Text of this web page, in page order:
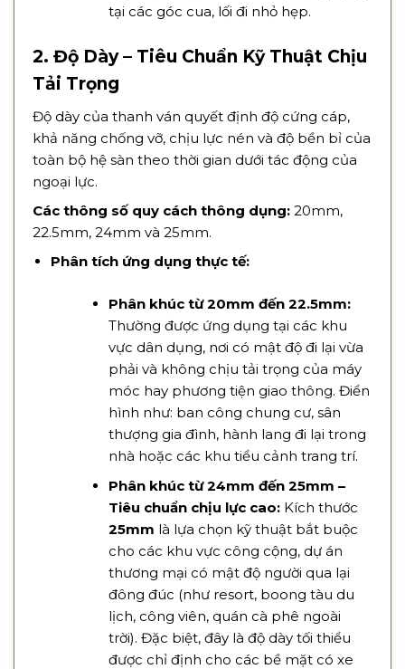
tại các góc cua, lối đi nhỏ hẹp.
2. Độ Dày – Tiêu Chuẩn Kỹ Thuật Chịu
Tải Trọng
Độ dày của thanh ván quyết định độ cứng cáp,
khả năng chống vỡ, chịu lực nén và độ bền bỉ của
toàn bộ hệ sàn theo thời gian dưới tác động của
ngoại lực.
Các thông số quy cách thông dụng: 20mm,
22.5mm, 24mm và 25mm.
Phân tích ứng dụng thực tế:
Phân khúc từ 20mm đến 22.5mm:
Thường được ứng dụng tại các khu
vực dân dụng, nơi có mật độ đi lại vừa
phải và không chịu tải trọng của máy
móc hay phương tiện giao thông. Điển
hình như: ban công chung cư, sân
thượng gia đình, hành lang đi lại trong
nhà hoặc các khu tiểu cảnh trang trí.
Phân khúc từ 24mm đến 25mm –
Tiêu chuẩn chịu lực cao: Kích thước
25mm là lựa chọn kỹ thuật bắt buộc
cho các khu vực công cộng, dự án
thương mại có mật độ người qua lại
đông đúc (như resort, boong tàu du
lịch, công viên, quán cà phê ngoài
trời). Đặc biệt, đây là độ dày tối thiểu
được chỉ định cho các bề mặt có xe